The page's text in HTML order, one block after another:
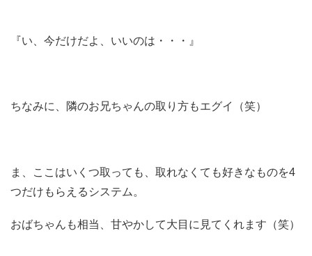
『い、今だけだよ、いいのは・・・』
ちなみに、隣のお兄ちゃんの取り方もエグイ（笑）
ま、ここはいくつ取っても、取れなくても好きなものを4
つだけもらえるシステム。
おばちゃんも相当、甘やかして大目に見てくれます（笑）